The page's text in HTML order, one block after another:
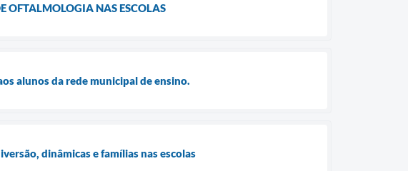
OFTALMOLOGIA NAS ESCOLAS
alunos da rede municipal de ensino.
dinâmicas e famílias nas escolas